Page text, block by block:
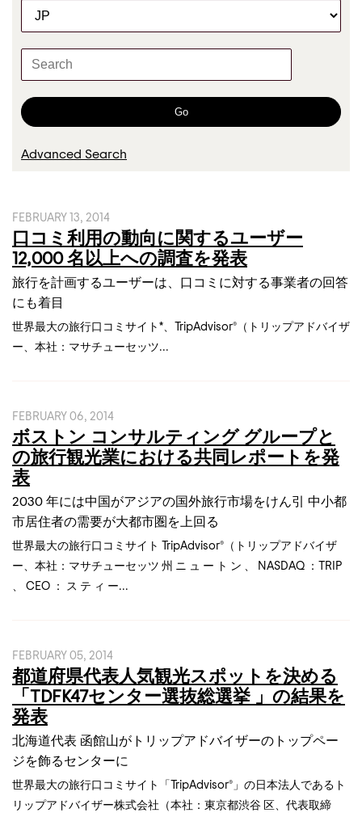
g
o
r
K
w
o
r
d
Go
Advanced Search
FEBRUARY 13, 2014
口コミ利用の動向に関するユーザー
12,000 名以上への調査を発表
旅行を計画するユーザーは、口コミに対する事業者の回答
にも着目
世界最大の旅行口コミサイト*、TripAdvisor®（トリップアドバイザ
ー、本社：マサチューセッツ...
FEBRUARY 06, 2014
ボストン コンサルティング グループと
の旅行観光業における共同レポートを発
表
2030 年には中国がアジアの国外旅行市場をけん引 中小都
市居住者の需要が大都市圏を上回る
世界最大の旅行口コミサイト TripAdvisor®（トリップアドバイザ
ー、本社：マサチューセッツ 州 ニ ュ ー ト ン 、 NASDAQ ：TRIP
、 CEO ： ス テ ィ ー...
FEBRUARY 05, 2014
都道府県代表人気観光スポットを決める
「TDFK47センター選抜総選挙 」の結果を
発表
北海道代表 函館山がトリップアドバイザーのトップペー
ジを飾るセンターに
世界最大の旅行口コミサイト「TripAdvisor®」の日本法人であるト
リップアドバイザー株式会社（本社：東京都渋谷 区、代表取締